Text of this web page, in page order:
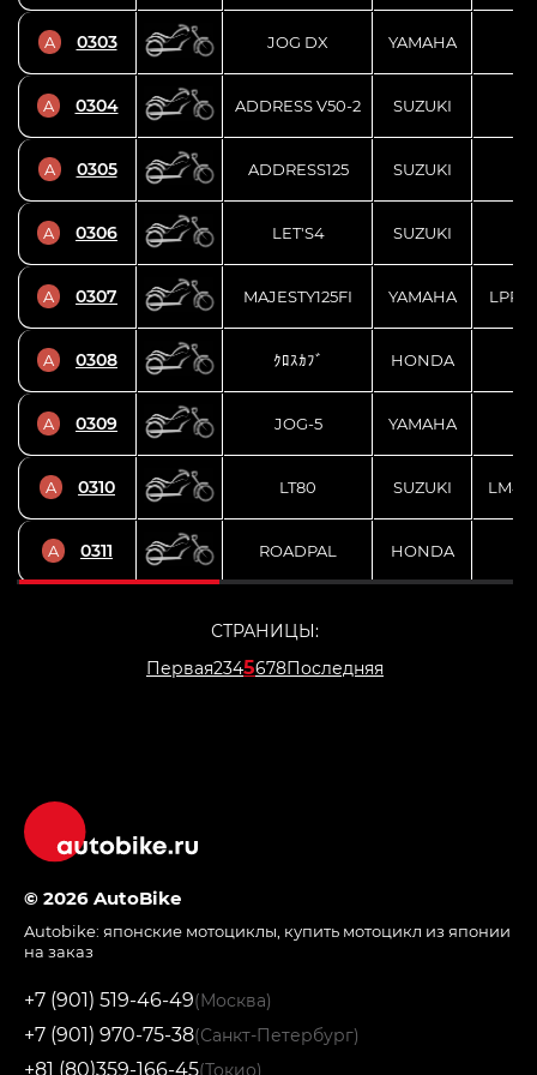
A 0303 JOG DX YAMAHA
A 0304 ADDRESS V50-2 SUZUKI
A 0305 ADDRESS125 SUZUKI
A 0306 LET'S4 SUZUKI
A 0307 MAJESTY125FI YAMAHA
A 0308 ｸﾛｽｶﾌﾞ HONDA
A 0309 JOG-5 YAMAHA
A 0310 LT80 SUZUKI
A 0311 ROADPAL HONDA
СТРАНИЦЫ:
Первая2345678Последняя
© 2026 AutoBike
Autobike: японские мотоциклы, купить мотоцикл из японии
на заказ
+7 (901) 519-46-49(Москва)
+7 (901) 970-75-38(Санкт-Петербург)
+81 (80)359-166-45(Токио)